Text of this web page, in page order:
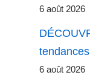
6 août 2026
6 août 2026